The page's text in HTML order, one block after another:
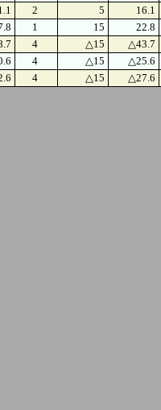
2 5 16.1
1 15 22.8
4 △15 △43.7
4 △15 △25.6
4 △15 △27.6